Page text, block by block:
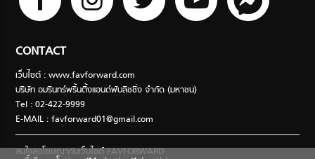
CONTACT
เว็บไซต์ : www.favforward.com
บริษัท อมรินทร์พริ้นติ้งแอนด์พับลิชชิ่ง จำกัด (มหาชน)
Tel : 02-422-9999
E-MAIL :favforward01@gmail.com
สนใจลงโฆษณากับเว็บไซต์ FAVFORWARD